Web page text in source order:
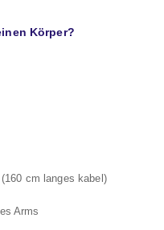
Körper?
cm langes kabel)
Arms